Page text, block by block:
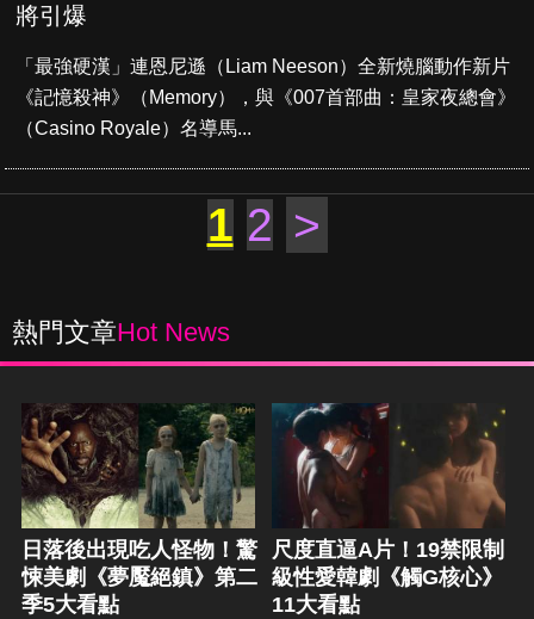
將引爆
「最強硬漢」連恩尼遜（Liam Neeson）全新燒腦動作新片
《記憶殺神》（Memory），與《007首部曲：皇家夜總會》
（Casino Royale）名導馬...
1 2 >
熱門文章Hot News
日落後出現吃人怪物！驚
悚美劇《夢魘絕鎮》第二
季5大看點
尺度直逼A片！19禁限制
級性愛韓劇《觸G核心》
11大看點